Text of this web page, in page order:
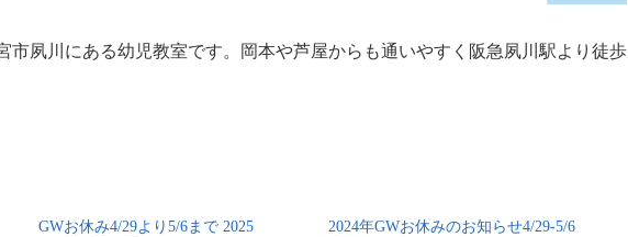
市夙川にある幼児教室です。岡本や芦屋からも通いやすく阪急夙川駅より徒歩
GWお休み4/29より5/6まで 2025
2024年GWお休みのお知らせ4/29-5/6